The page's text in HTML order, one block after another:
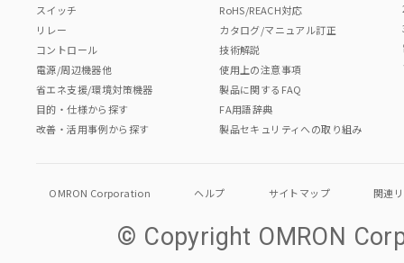
スイッチ
リレー
コントロール
電源/周辺機器他
省エネ支援/環境対策機器
目的・仕様から探す
改善・活用事例から探す
RoHS/REACH対応
カタログ/マニュアル訂正
技術解説
使用上の注意事項
製品に関するFAQ
FA用語辞典
製品セキュリティへの取り組み
OMRON Corporation ヘルプ サイトマップ 関連
© Copyright OMRON